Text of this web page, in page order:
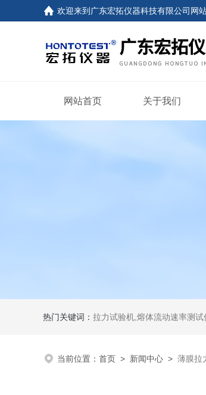
欢迎来到 广东宏拓仪器科技有限公司网
网站首页 关于我们
热门关键词： 拉力试验机,熔体流动速率测试仪,摆锤冲击试
当前位置： 首页 > 新闻中心 > 薄膜拉